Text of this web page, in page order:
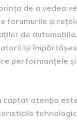
de a vedea
forumurile și
de
își
performanțele
captat atenția